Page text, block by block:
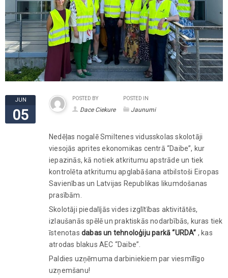
JUN
05
POSTED BY
Dace Ciekure
POSTED IN
Jaunumi
Nedēļas nogalē Smiltenes vidusskolas skolotāji
viesojās aprites ekonomikas centrā “Daibe”, kur
iepazinās, kā notiek atkritumu apstrāde un tiek
kontrolēta atkritumu apglabāšana atbilstoši Eiropas
Savienības un Latvijas Republikas likumdošanas
prasībām.
Skolotāji piedalījās vides izglītības aktivitātēs,
izlaušanās spēlē un praktiskās nodarbībās, kuras tiek
īstenotas dabas un tehnoloģiju parkā “URDA” , kas
atrodas blakus AEC “Daibe”.
Paldies uzņēmuma darbiniekiem par viesmīlīgo
uzņemšanu!